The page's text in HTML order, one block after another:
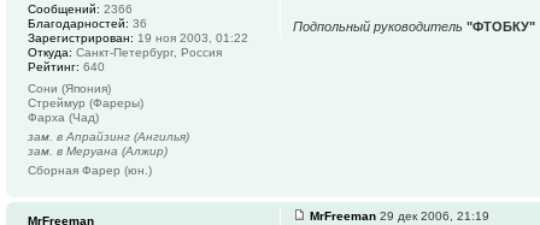
Подпольный руководитель "ФТОБКУ"
Сообщений: 2366
Благодарностей: 36
Зарегистрирован: 19 ноя 2003, 01:22
Откуда: Санкт-Петербург, Россия
Рейтинг: 640
Сони (Япония)
Стреймур (Фареры)
Фарха (Чад)
зам. в Апрайзинг (Ангилья)
зам. в Меруана (Алжир)
Сборная Фарер (юн.)
MrFreeman 29 дек 2006, 21:19
MrFreeman